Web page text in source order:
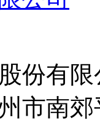
份有
市南